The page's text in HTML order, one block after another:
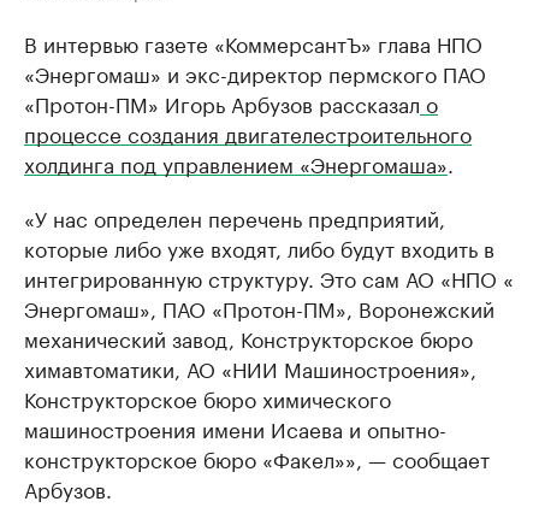
В интервью газете «КоммерсантЪ» глава НПО
«Энергомаш» и экс-директор пермского ПАО
«Протон-ПМ» Игорь Арбузов рассказал о
процессе создания двигателестроительного
холдинга под управлением «Энергомаша»
«У нас определен перечень предприятий,
которые либо уже входят, либо будут входить в
интегрированную структуру. Это сам АО «НПО «​
Энергомаш», ПАО «Протон-ПМ», Воронежский
механический завод, Конструкторское бюро
химавтоматики, АО «НИИ Машиностроения»,
Конструкторское бюро химического
машиностроения имени Исаева и опытно-
конструкторское бюро «Факел»», — сообщает
Арбузов.